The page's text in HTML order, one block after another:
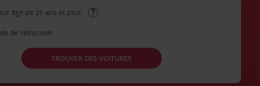
âgé de 25 ans et plus
de réduction
TROUVER DES VOITURES